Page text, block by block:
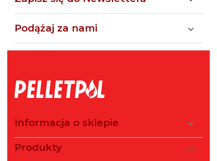
Podążaj za nami 
Informacja o sklepie

Produkty
